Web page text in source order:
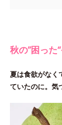
秋の”困っ
夏は食欲がなく
ていたのに。気